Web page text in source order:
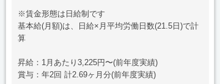
※賃金形態は日給制です
基本給(月額)は、日給×月平均労働日数(21.5日)で計
算
昇給：1月あたり3,225円〜(前年度実績)
賞与：年2回 計2.69ヶ月分(前年度実績)